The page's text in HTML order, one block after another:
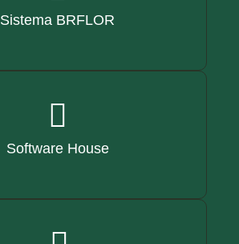
Sistema BRFLOR
Software House